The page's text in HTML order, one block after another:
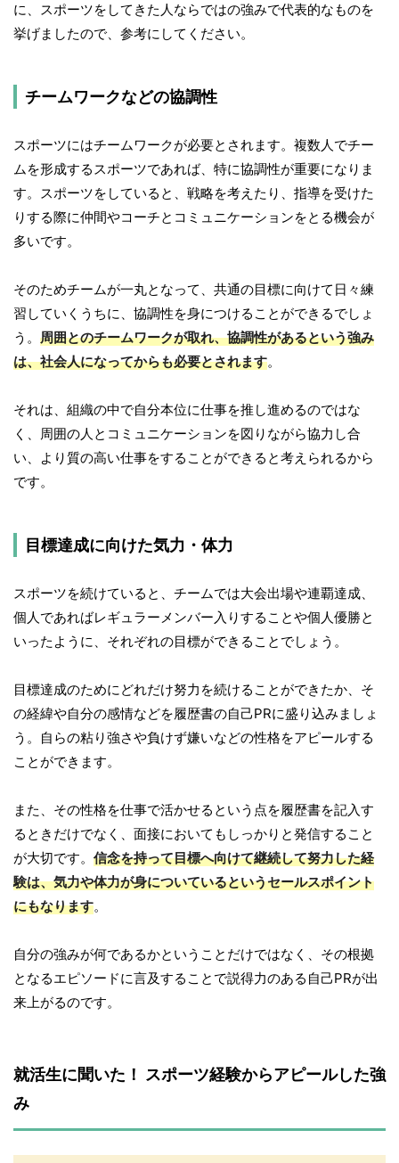
に、スポーツをしてきた人ならではの強みで代表的なものを
挙げましたので、参考にしてください。
チームワークなどの協調性
スポーツにはチームワークが必要とされます。複数人でチー
ムを形成するスポーツであれば、特に協調性が重要になりま
す。スポーツをしていると、戦略を考えたり、指導を受けた
りする際に仲間やコーチとコミュニケーションをとる機会が
多いです。
そのためチームが一丸となって、共通の目標に向けて日々練
習していくうちに、協調性を身につけることができるでしょ
う。 周囲とのチームワークが取れ、協調性があるという強み
は、社会人になってからも必要とされます。
それは、組織の中で自分本位に仕事を推し進めるのではな
く、周囲の人とコミュニケーションを図りながら協力し合
い、より質の高い仕事をすることができると考えられるから
です。
目標達成に向けた気力・体力
スポーツを続けていると、チームでは大会出場や連覇達成、
個人であればレギュラーメンバー入りすることや個人優勝と
いったように、それぞれの目標ができることでしょう。
目標達成のためにどれだけ努力を続けることができたか、そ
の経緯や自分の感情などを履歴書の自己PRに盛り込みましょ
う。自らの粘り強さや負けず嫌いなどの性格をアピールする
ことができます。
また、その性格を仕事で活かせるという点を履歴書を記入す
るときだけでなく、面接においてもしっかりと発信すること
が大切です。 信念を持って目標へ向けて継続して努力した経
験は、気力や体力が身についているというセールスポイント
にもなります。
自分の強みが何であるかということだけではなく、その根拠
となるエピソードに言及することで説得力のある自己PRが出
来上がるのです。
就活生に聞いた！ スポーツ経験からアピールした強
み